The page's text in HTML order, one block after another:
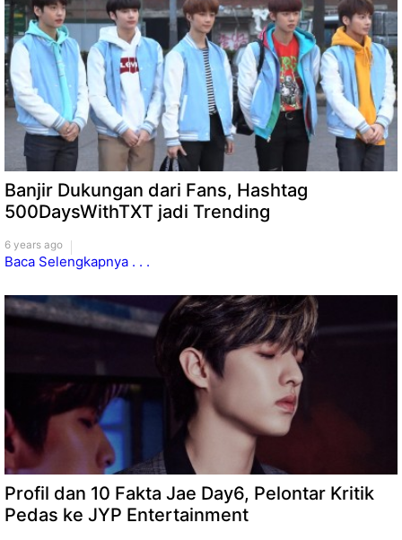
Banjir Dukungan dari Fans, Hashtag
500DaysWithTXT jadi Trending
6 years ago
Baca Selengkapnya . . .
Profil dan 10 Fakta Jae Day6, Pelontar Kritik
Pedas ke JYP Entertainment